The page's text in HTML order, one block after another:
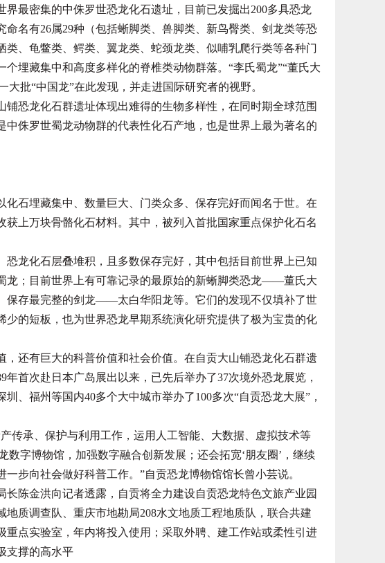
最密集的中侏罗世恐龙化石遗址，目前已发掘出200多具恐龙
命名有26属29种（包括蜥脚类、兽脚类、新鸟臀类、剑龙类等恐
类、龟鳖类、鳄类、翼龙类、蛇颈龙类、似哺乳爬行类等各种门
埋藏集中和高度多样化的脊椎类动物群落。“李氏蜀龙”“董氏大
大批“中国龙”在此发现，并走进国际研究者的视野。
恐龙化石群遗址体现出难得的生物多样性，在同时期全球范围
中侏罗世蜀龙动物群的代表性化石产地，也是世界上最为著名的
石埋藏集中、数量巨大、门类众多、保存完好而闻名于世。在
获上万块骨骼化石材料。其中，被列入首批国家重点保护化石名
龙化石层叠堆积，且多数保存完好，其中包括目前世界上已知
；目前世界上有可靠记录的最原始的新蜥脚类恐龙——董氏大
保存最完整的剑龙——太白华阳龙等。它们的发现不仅填补了世
少的短板，也为世界恐龙早期系统演化研究提供了极为宝贵的化
还有巨大的科普价值和社会价值。在自贡大山铺恐龙化石群遗
年首次赴日本广岛展出以来，已先后举办了37次境外恐龙展览，
、福州等国内40多个大中城市举办了100多次“自贡恐龙大展”，
承、保护与利用工作，运用人工智能、大数据、虚拟技术等
数字博物馆，加强数字融合创新发展；还会拓宽‘朋友圈’，继续
步向社会做好科普工作。”自贡恐龙博物馆馆长曾小芸说。
陈金洪向记者透露，自贡将全力建设自贡恐龙特色文旅产业园
质调查队、重庆市地勘局208水文地质工程地质队，联合共建
重点实验室，年内将投入使用；采取外聘、建工作站或柔性引进
支撑的高水平